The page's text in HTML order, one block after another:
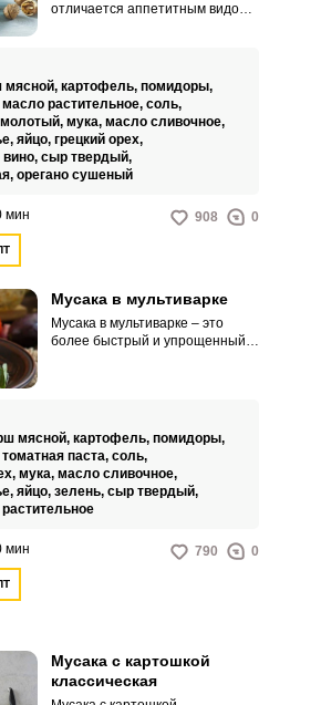
отличается аппетитным видом,
домашнему обеду или ужину.
картофель, помидоры,
масло растительное, соль,
мука, масло сливочное,
яйцо, грецкий орех,
вино, сыр твердый,
орегано сушеный
мин 908 0
Мусака в мультиварке
Мусака в мультиварке – это
более быстрый и упрощенный
привлекательным видом,
невероятной сочностью и
питательностью.
мясной, картофель, помидоры,
томатная паста, соль,
мука, масло сливочное,
яйцо, зелень, сыр твердый,
мин 790 0
Мусака с картошкой
классическая